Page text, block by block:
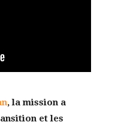
, la mission a
et les